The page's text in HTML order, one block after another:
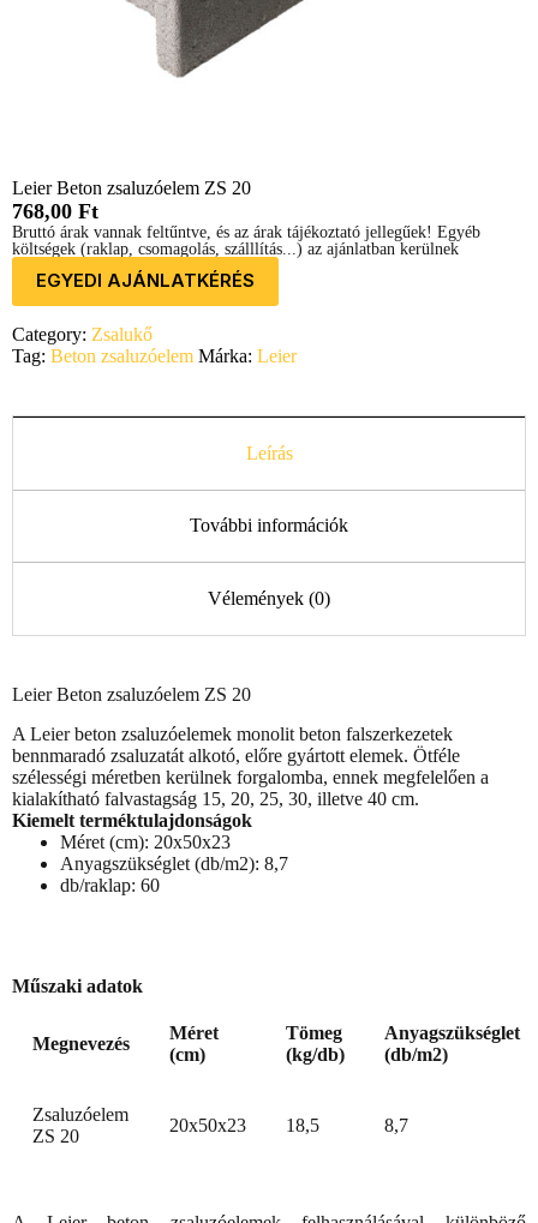
Leier Beton zsaluzóelem ZS 20
768,00 Ft
Bruttó árak vannak feltűntve, és az árak tájékoztató jellegűek! Egyéb
költségek (raklap, csomagolás, szálllítás...) az ajánlatban kerülnek
EGYEDI AJÁNLATKÉRÉS
Category: Zsalukő
Tag: Beton zsaluzóelem Márka: Leier
Leírás
További információk
Vélemények (0)
Leier Beton zsaluzóelem ZS 20
A Leier beton zsaluzóelemek monolit beton falszerkezetek
bennmaradó zsaluzatát alkotó, előre gyártott elemek. Ötféle
szélességi méretben kerülnek forgalomba, ennek megfelelően a
kialakítható falvastagság 15, 20, 25, 30, illetve 40 cm.
Kiemelt terméktulajdonságok
Méret (cm): 20x50x23
Anyagszükséglet (db/m2): 8,7
db/raklap: 60
Műszaki adatok
Megnevezés
Méret
(cm)
Tömeg
(kg/db)
Anyagszükséglet
(db/m2)
Zsaluzóelem
ZS 20
20x50x23 18,5 8,7